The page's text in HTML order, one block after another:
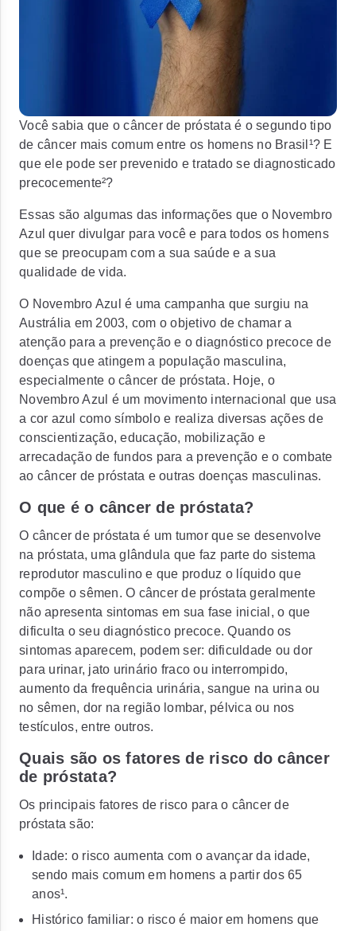
Você sabia que o câncer de próstata é o segundo tipo
de câncer mais comum entre os homens no Brasil¹? E
que ele pode ser prevenido e tratado se diagnosticado
precocemente²?
Essas são algumas das informações que o Novembro
Azul quer divulgar para você e para todos os homens
que se preocupam com a sua saúde e a sua
qualidade de vida.
O Novembro Azul é uma campanha que surgiu na
Austrália em 2003, com o objetivo de chamar a
atenção para a prevenção e o diagnóstico precoce de
doenças que atingem a população masculina,
especialmente o câncer de próstata. Hoje, o
Novembro Azul é um movimento internacional que usa
a cor azul como símbolo e realiza diversas ações de
conscientização, educação, mobilização e
arrecadação de fundos para a prevenção e o combate
ao câncer de próstata e outras doenças masculinas.
O que é o câncer de próstata?
O câncer de próstata é um tumor que se desenvolve
na próstata, uma glândula que faz parte do sistema
reprodutor masculino e que produz o líquido que
compõe o sêmen. O câncer de próstata geralmente
não apresenta sintomas em sua fase inicial, o que
dificulta o seu diagnóstico precoce. Quando os
sintomas aparecem, podem ser: dificuldade ou dor
para urinar, jato urinário fraco ou interrompido,
aumento da frequência urinária, sangue na urina ou
no sêmen, dor na região lombar, pélvica ou nos
testículos, entre outros.
Quais são os fatores de risco do câncer
de próstata?
Os principais fatores de risco para o câncer de
próstata são:
Idade: o risco aumenta com o avançar da idade,
sendo mais comum em homens a partir dos 65
anos¹.
Histórico familiar: o risco é maior em homens que